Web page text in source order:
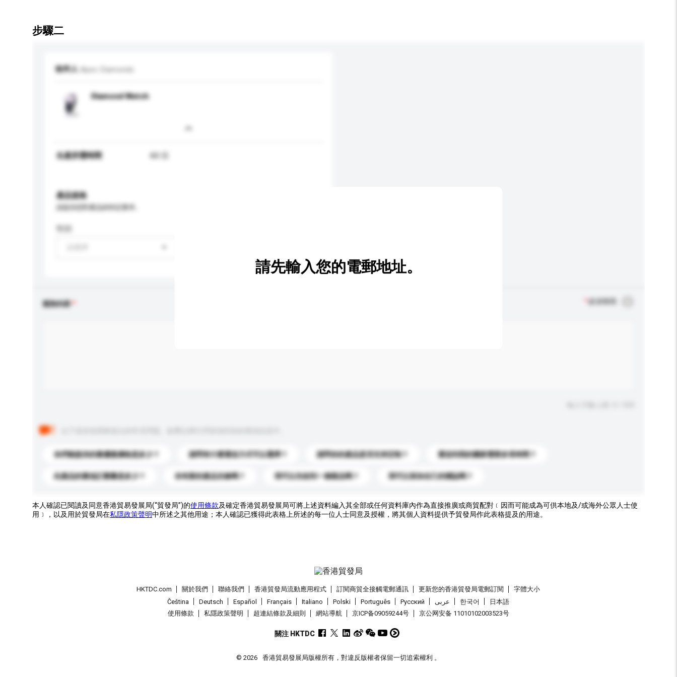
步驟二
收件人 Apex Diamonds
Diamond Watch
生產所需時間 60 日
產品規格
查詢內容
你們能提供的最優惠價格是多少？ 請問有什麼運送方式可以選擇？ 請問你的產品是否支持定制？ 運送到我的國家需要多長時間？
此產品的最低訂購量是多少？ 你有新的產品目錄嗎？ 我可以先收到一個樣品嗎？ 我可以添加自己的標誌嗎？
請先輸入您的電郵地址。
本人確認已閱讀及同意香港貿易發展局(“貿發局”)的使用條款及確定香港貿易發展局可將上述資料編入其全部或任何資料庫內作為直接推廣或商貿配對﹝因而可能成為可供本地及/或海外公眾人士使
用﹞，以及用於貿發局在私隱政策聲明中所述之其他用途；本人確認已獲得此表格上所述的每一位人士同意及授權，將其個人資料提供予貿發局作此表格提及的用途。
HKTDC.com 關於我們 聯絡我們 香港貿發局流動應用程式 訂閱商貿全接觸電郵通訊 更新您的香港貿發局電郵訂閱
字體大小
Čeština
Deutsch Español Français Italiano Polski Português Pусский عربى 한국어
日本語
使用條款
私隱政策聲明 超連結條款及細則 網站導航 京ICP备09059244号 京公网安备 11010102003523号
關注 HKTDC
© 2026 香港貿易發展局版權所有，對違反版權者保留一切追索權利 。